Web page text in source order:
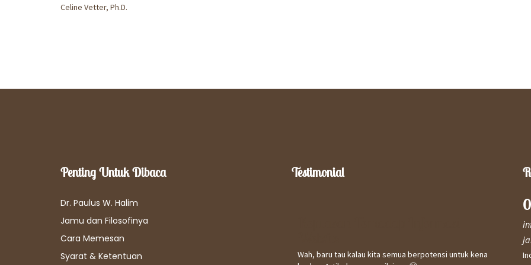
Celine Vetter, Ph.D.
Penting Untuk Dibaca
Dr. Paulus W. Halim
Jamu dan Filosofinya
Cara Memesan
Syarat & Ketentuan
Testimonial
Wah, baru tau kalau kita semua berpotensi untuk kena